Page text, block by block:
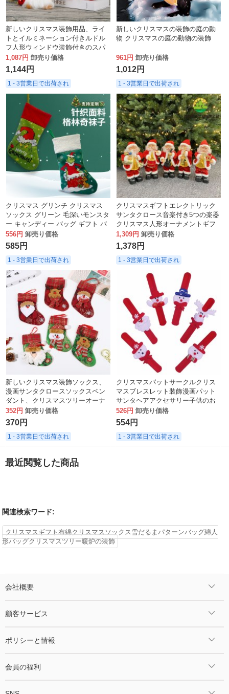
新しいクリスマス装飾用品、ライ
トとイルミネーション付きルドル
フ人形ウィンドウ装飾付きのスパ
ンコール付きの顔のないぬいぐる
み
1,087円 卸売り価格
1,144円
1 - 3営業日で出荷され
新しいクリスマスの装飾の庭の動
物 クリスマスの庭の動物の装飾
961円 卸売り価格
1,012円
1 - 3営業日で出荷され
クリスマス グリンチ クリスマス
ソックス グリーン 毛深いモンスタ
ー キャンディー バッグ ギフト バ
ッグ クリスマス ツリー 暖炉 ペン
ダント 装飾
556円 卸売り価格
585円
1 - 3営業日で出荷され
クリスマスギフトエレクトリック
サンタクロース音楽付き5つの楽器
クリスマス人形オーナメントギフ
ト
1,309円 卸売り価格
1,378円
1 - 3営業日で出荷され
新しいクリスマス装飾ソックス、
漫画サンタクロースソックスペン
ダント、クリスマスツリーオーナ
メントソックス
352円 卸売り価格
370円
1 - 3営業日で出荷され
クリスマスパットサークルクリス
マスブレスレット装飾漫画パット
サンタヘアアクセサリー子供のお
もちゃの装飾
526円 卸売り価格
554円
1 - 3営業日で出荷され
最近閲覧した商品
関連検索ワード:
クリスマスギフト布綿クリスマスソックス雪だるまパターンバッグ綿人
形バッグクリスマスツリー暖炉の装飾
会社概要
顧客サービス
ポリシーと情報
会員の福利